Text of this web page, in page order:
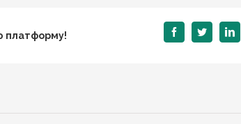
платформу! FacebookTwitter